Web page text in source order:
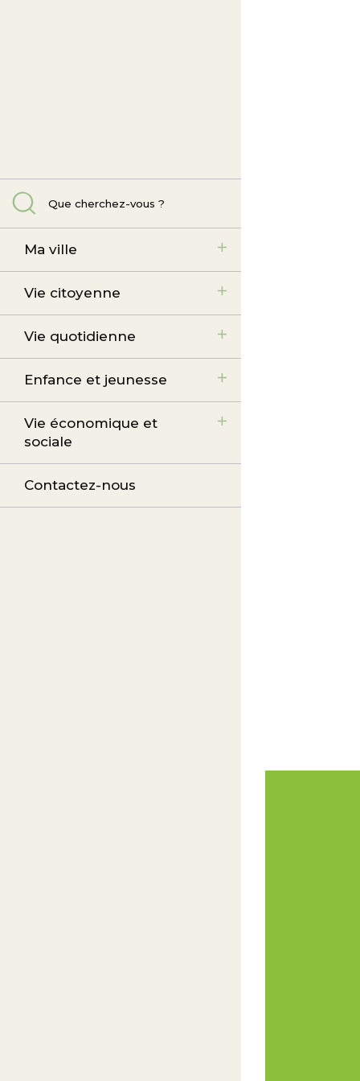
Ma ville
Vie citoyenne
Vie quotidienne
Enfance et jeunesse
Vie économique et
sociale
Contactez-nous